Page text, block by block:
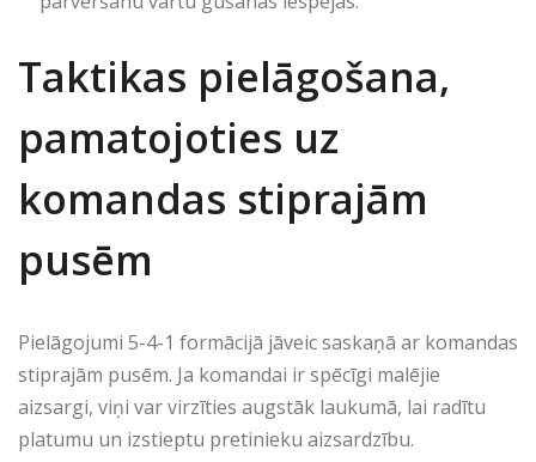
Taktikas pielāgošana,
pamatojoties uz
komandas stiprajām
pusēm
Pielāgojumi 5-4-1 formācijā jāveic saskaņā ar komandas
stiprajām pusēm. Ja komandai ir spēcīgi malējie
aizsargi, viņi var virzīties augstāk laukumā, lai radītu
platumu un izstieptu pretinieku aizsardzību.